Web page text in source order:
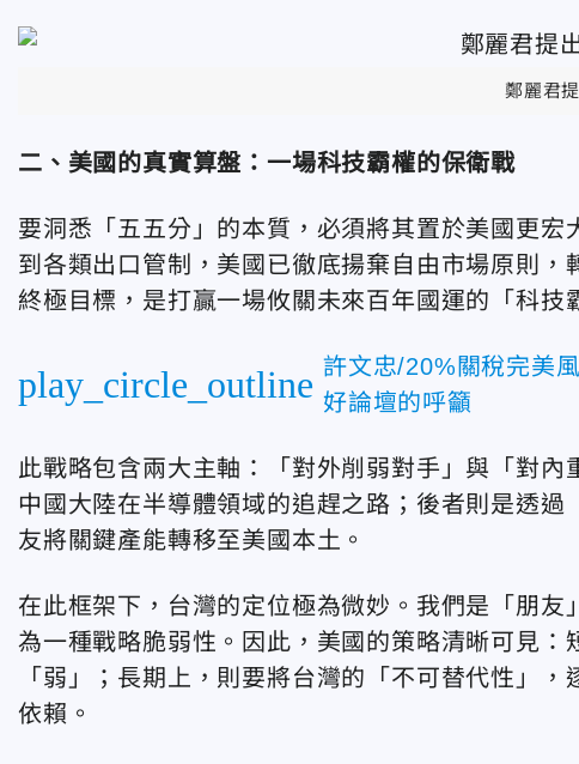
鄭麗君
二、美國的真實算盤：一場科技霸權的保衛戰
要洞悉「五五分」的本質，必須將其置於美國更宏
到各類出口管制，美國已徹底揚棄自由市場原則
終極目標，是打贏一場攸關未來百年國運的「科技
play_circle_outline 許文忠/20%關稅完美
好論壇的呼籲
此戰略包含兩大主軸：「對外削弱對手」與「對
中國大陸在半導體領域的追趕之路；後者則是透
友將關鍵產能轉移至美國本土。
在此框架下，台灣的定位極為微妙。我們是「朋
為一種戰略脆弱性。因此，美國的策略清晰可見
「弱」；長期上，則要將台灣的「不可替代性」
依賴。